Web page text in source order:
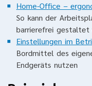
Home-Office –
So kann der
barrierefrei gestaltet
Einstellungen im
Bordmittel des
Endgeräts nutzen